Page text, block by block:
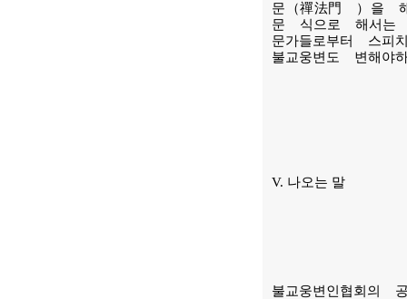
문（禪法門 ）을
문 식으로 해서는
문가들로부터 스
불교웅변도 변
V. 나오는 말
불교웅변인협회